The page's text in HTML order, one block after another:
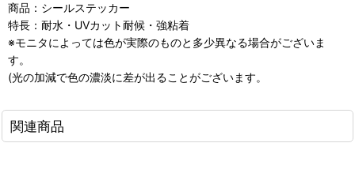
商品：シールステッカー
特長：耐水・UVカット耐候・強粘着
※モニタによっては色が実際のものと多少異なる場合がございま
す。
(光の加減で色の濃淡に差が出ることがございます。
関連商品